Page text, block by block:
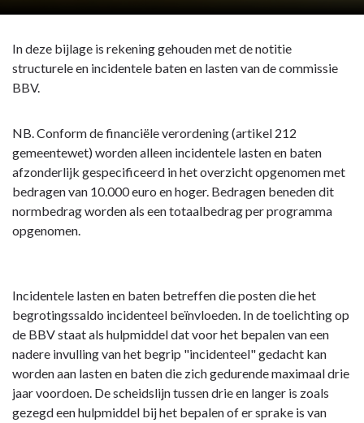
In deze bijlage is rekening gehouden met de notitie
structurele en incidentele baten en lasten van de commissie
BBV.
NB. Conform de financiële verordening (artikel 212
gemeentewet) worden alleen incidentele lasten en baten
afzonderlijk gespecificeerd in het overzicht opgenomen met
bedragen van 10.000 euro en hoger. Bedragen beneden dit
normbedrag worden als een totaalbedrag per programma
opgenomen.
Incidentele lasten en baten betreffen die posten die het
begrotingssaldo incidenteel beïnvloeden. In de toelichting op
de BBV staat als hulpmiddel dat voor het bepalen van een
nadere invulling van het begrip "incidenteel" gedacht kan
worden aan lasten en baten die zich gedurende maximaal drie
jaar voordoen. De scheidslijn tussen drie en langer is zoals
gezegd een hulpmiddel bij het bepalen of er sprake is van